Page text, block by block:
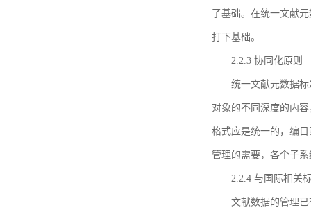
了基础。在统一文献
打下基础。
2.2.3 协同化原则
统一文献元数据
对象的不同深度的内
格式应是统一的，编
管理的需要，各个子
2.2.4 与国际相关
文献数据的管理